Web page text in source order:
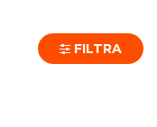
FILTRA